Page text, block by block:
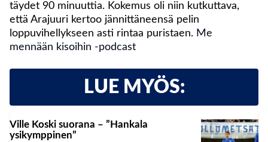
täydet 90 minuuttia. Kokemus oli niin kutkuttava,
että Arajuuri kertoo jännittäneensä pelin
loppuvihellykseen asti rintaa puristaen. Me
mennään kisoihin -podcast
LUE MYÖS:
Ville Koski suorana – ”Hankala
ysikymppinen”